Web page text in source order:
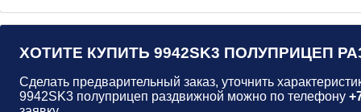
ХОТИТЕ КУПИТЬ 9942SK3 ПОЛУПРИЦЕП
Сделать предварительный заказ, уточнить
9942SK3 полуприцеп раздвижной можно по телефону